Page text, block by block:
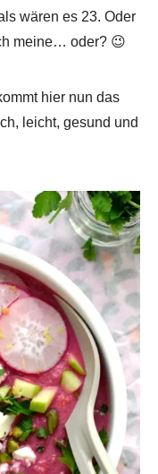
wären es 23. Oder
meine… oder? 😉
hier nun das
leicht, gesund und